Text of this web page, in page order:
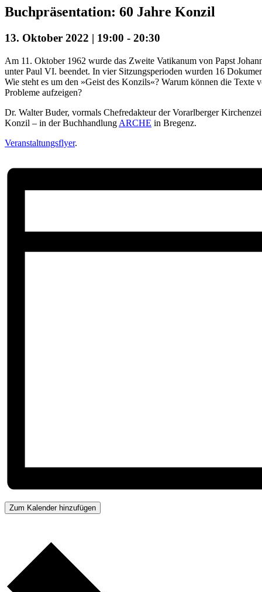
Buchpräsentation: 60 Jahre Konzil
13. Oktober 2022 | 19:00 - 20:30
Am 11. Oktober 1962 wurde das Zweite Vatikanum von Papst
unter Paul VI. beendet. In vier Sitzungsperioden wurden 16
Wie steht es um den »Geist des Konzils«? Warum können die
Probleme aufzeigen?
Dr. Walter Buder, vormals Chefredakteur der Vorarlberger
Konzil – in der Buchhandlung ARCHE in Bregenz.
Veranstaltungsflyer.
Zum Kalender hinzufügen